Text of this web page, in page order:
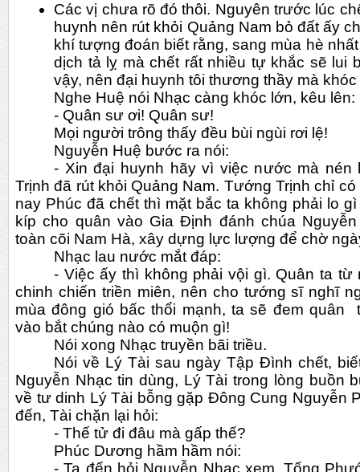
Các vị chưa rõ đó thôi. Nguyên trước lúc
huynh nên rút khỏi Quảng Nam bỏ đất ấy
khí tượng đoán biết rằng, sang mùa hè
dịch tả lỵ mà chết rất nhiều tự khắc sẽ lui
vậy, nên đại huynh tôi thương thầy mà
Nghe Huệ nói Nhạc càng khóc lớn, kêu lên:
- Quân sư ơi! Quân sư!
Mọi người trông thấy đều bùi ngùi rơi lệ!
Nguyễn Huệ bước ra nói:
- Xin đại huynh hãy vì việc nước mà nén
Trịnh đã rút khỏi Quảng Nam. Tướng Trịnh chỉ
nay Phúc đã chết thì mặt bắc ta không phải lo
kíp cho quân vào Gia Định đánh chúa
toàn cõi Nam Hà, xây dựng lực lượng để chờ
Nhạc lau nước mắt đáp:
- Việc ấy thì không phải vội gì. Quân ta từ
chinh chiến triền miên, nên cho tướng sĩ nghĩ
mùa đông gió bấc thổi mạnh, ta sẽ đem quân
vào bắt chúng nào có muộn gì!
Nói xong Nhạc truyền bãi triều.
Nói về Lý Tài sau ngày Tập Đình chết,
Nguyễn Nhạc tin dùng, Lý Tài trong lòng buồn
về tư dinh Lý Tài bỗng gặp Đông Cung Nguyễn
đến, Tài chặn lại hỏi:
- Thế tử đi đâu mà gấp thế?
Phúc Dương hầm hầm nói: